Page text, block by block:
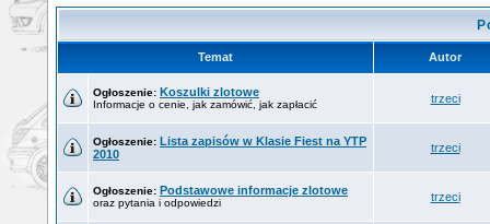
Temat Autor
Ogłoszenie: Koszulki zlotowe
Informacje o cenie, jak zamówić, jak zapłacić trzeci
Ogłoszenie: Lista zapisów w Klasie Fiest na YTP
2010
trzeci
Ogłoszenie: Podstawowe informacje zlotowe
oraz pytania i odpowiedzi trzeci